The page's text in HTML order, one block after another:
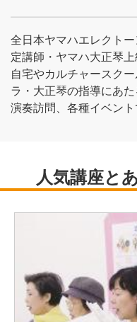
全日本ヤマハエレクト
定講師・ヤマハ大正琴
自宅やカルチャースク
ラ・大正琴の指導にあ
演奏訪問、各種イベン